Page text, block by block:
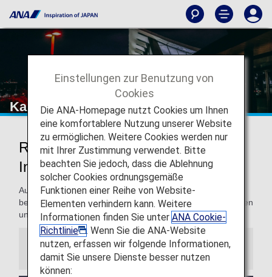
Kansai International Airport
Reisen zum und vom Kansai
International Airport
Auf dieser Seite finden Sie die Informationen, die Sie
benötigen, um sich im Kansai International Airport orientieren
und Ihr Reiseziel finden zu können.
Information
Einstellungen zur Benutzung von
Cookies
Die ANA-Homepage nutzt Cookies um Ihnen
eine komfortablere Nutzung unserer Website
zu ermöglichen. Weitere Cookies werden nur
mit Ihrer Zustimmung verwendet. Bitte
beachten Sie jedoch, dass die Ablehnung
solcher Cookies ordnungsgemäße
Funktionen einer Reihe von Website-
Elementen verhindern kann. Weitere
Informationen finden Sie unter ANA Cookie-
Richtlinie
. Wenn Sie die ANA-Website
nutzen, erfassen wir folgende Informationen,
damit Sie unsere Dienste besser nutzen
können: